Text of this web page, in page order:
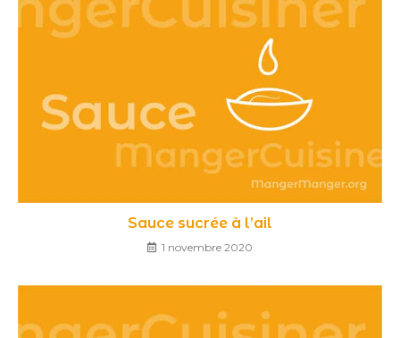
Sauce sucrée à l’ail
1 novembre 2020